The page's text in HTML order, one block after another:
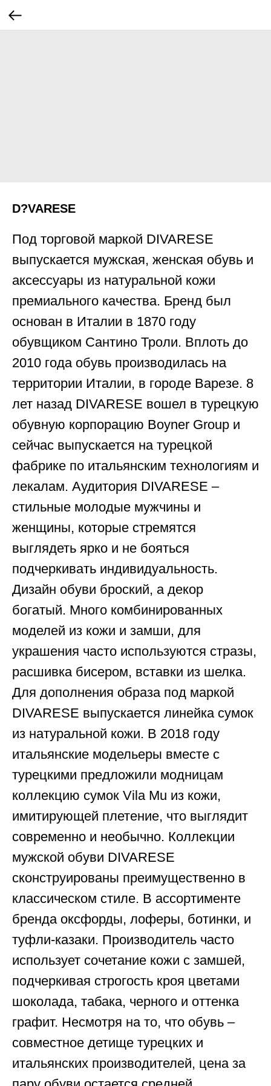
D?VARESE
Под торговой маркой DIVARESE
выпускается мужская, женская обувь и
аксессуары из натуральной кожи
премиального качества. Бренд был
основан в Италии в 1870 году
обувщиком Сантино Троли. Вплоть до
2010 года обувь производилась на
территории Италии, в городе Варезе. 8
лет назад DIVARESE вошел в турецкую
обувную корпорацию Boyner Group и
сейчас выпускается на турецкой
фабрике по итальянским технологиям и
лекалам. Аудитория DIVARESE –
стильные молодые мужчины и
женщины, которые стремятся
выглядеть ярко и не бояться
подчеркивать индивидуальность.
Дизайн обуви броский, а декор
богатый. Много комбинированных
моделей из кожи и замши, для
украшения часто используются стразы,
расшивка бисером, вставки из шелка.
Для дополнения образа под маркой
DIVARESE выпускается линейка сумок
из натуральной кожи. В 2018 году
итальянские модельеры вместе с
турецкими предложили модницам
коллекцию сумок Vila Mu из кожи,
имитирующей плетение, что выглядит
современно и необычно. Коллекции
мужской обуви DIVARESE
сконструированы преимущественно в
классическом стиле. В ассортименте
бренда оксфорды, лоферы, ботинки, и
туфли-казаки. Производитель часто
использует сочетание кожи с замшей,
подчеркивая строгость кроя цветами
шоколада, табака, черного и оттенка
графит. Несмотря на то, что обувь –
совместное детище турецких и
итальянских производителей, цена за